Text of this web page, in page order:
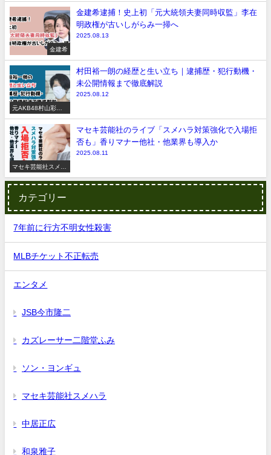
金建希
金建希逮捕！史上初「元大統領夫妻同時収監」李在
明政権が古いしがらみ一掃へ
2025.08.13
元AKB48村山彩希
村田裕一朗の経歴と生い立ち｜逮捕歴・犯行動機・
未公開情報まで徹底解説
2025.08.12
マセキ芸能社スメハ
マセキ芸能社のライブ「スメハラ対策強化で入場拒
否も」香りマナー他社・他業界も導入か
2025.08.11
カテゴリー
7年前に行方不明女性殺害
MLBチケット不正転売
エンタメ
JSB今市隆二
カズレーサー二階堂ふみ
ソン・ヨンギュ
マセキ芸能社スメハラ
中居正広
和泉雅子